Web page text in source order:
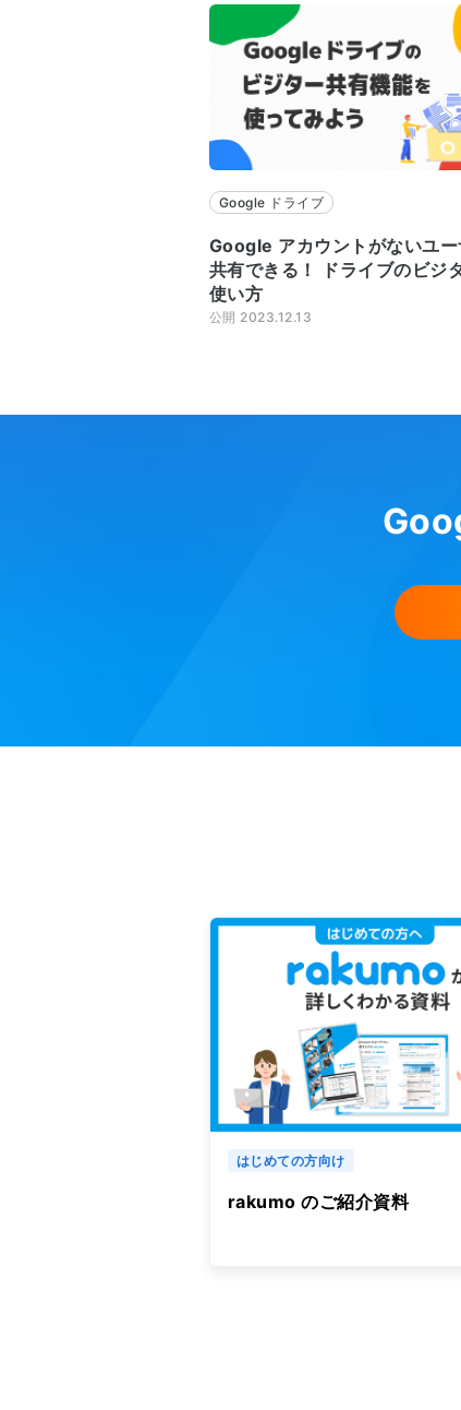
Google ドライブ
Google アカウントがないユー
共有できる！ ドライブのビジ
使い方
公開 2023.12.13
はじめての方向け
rakumo のご紹介資料